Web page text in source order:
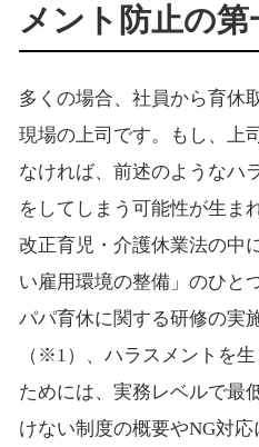
メント防止の第
多くの場合、社員から育休
現場の上司です。もし、上
なければ、前述のようなハ
をしてしまう可能性が生ま
改正育児・介護休業法の中
い雇用環境の整備」のひと
パパ育休に関する研修の実
（※1）、ハラスメントを
ためには、実務レベルで最
けない制度の概要やNG対